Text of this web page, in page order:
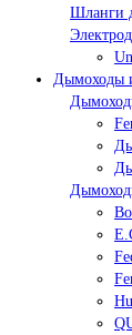
Шланги
Дымоходы